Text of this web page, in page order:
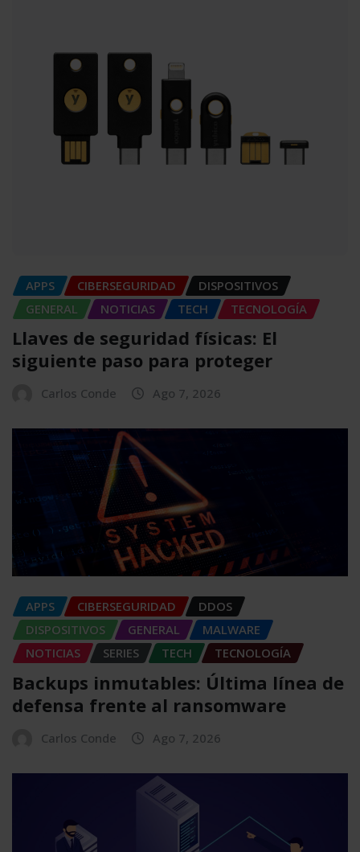
APPS CIBERSEGURIDAD
DISPOSITIVOS
GENERAL
NOTICIAS TECH TECNOLOGÍA
Llaves de seguridad físicas: El
siguiente paso para proteger
Carlos Conde Ago 7, 2026
APPS CIBERSEGURIDAD
DDOS
DISPOSITIVOS
GENERAL
MALWARE
NOTICIAS
SERIES TECH TECNOLOGÍA
Backups inmutables: Última línea de
defensa frente al ransomware
Carlos Conde Ago 7, 2026